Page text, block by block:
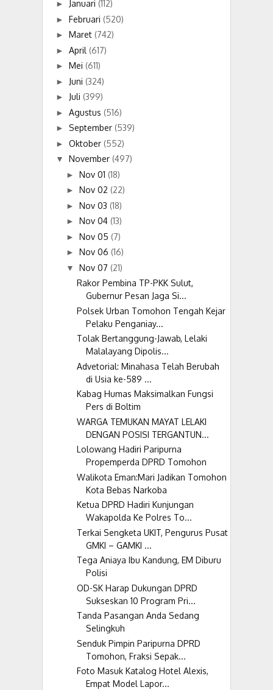
► Januari (112)
► Februari (520)
► Maret (742)
► April (617)
► Mei (611)
► Juni (324)
► Juli (399)
► Agustus (516)
► September (539)
► Oktober (552)
▼ November (497)
► Nov 01 (18)
► Nov 02 (22)
► Nov 03 (18)
► Nov 04 (13)
► Nov 05 (7)
► Nov 06 (16)
▼ Nov 07 (21)
Rakor Pembina TP-PKK Sulut,
Gubernur Pesan Jaga Si...
Polsek Urban Tomohon Tengah Kejar
Pelaku Penganiay...
Tolak Bertanggung-Jawab, Lelaki
Malalayang Dipolis...
Advetorial: Minahasa Telah Berubah
di Usia ke-589 ...
Kabag Humas Maksimalkan Fungsi
Pers di Boltim
WARGA TEMUKAN MAYAT LELAKI
DENGAN POSISI TERGANTUN...
Lolowang Hadiri Paripurna
Propemperda DPRD Tomohon
Walikota Eman:Mari Jadikan Tomohon
Kota Bebas Narkoba
Ketua DPRD Hadiri Kunjungan
Wakapolda Ke Polres To...
Terkai Sengketa UKIT, Pengurus Pusat
GMKI – GAMKI ...
Tega Aniaya Ibu Kandung, EM Diburu
Polisi
OD-SK Harap Dukungan DPRD
Sukseskan 10 Program Pri...
Tanda Pasangan Anda Sedang
Selingkuh
Senduk Pimpin Paripurna DPRD
Tomohon, Fraksi Sepak...
Foto Masuk Katalog Hotel Alexis,
Empat Model Lapor...